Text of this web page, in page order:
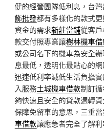
健的經營團隊低利息，台
飾批發都有多樣化的款式
資金的需求新莊當鋪從客
款交付照專業讓樹林機車
或公司名下的機車為安全
息最低，透明化最貼心的
迅速低利率減低生活負擔
入服務土城機車借款制訂
夠快速且安全的貸款週轉
保障免留車的意思，三重
車借款讓應急者完全了解